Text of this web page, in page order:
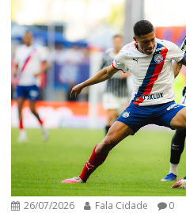
26/07/2026 Fala Cidade 0